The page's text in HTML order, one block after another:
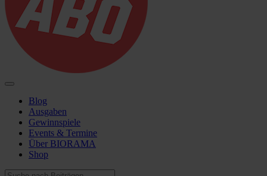
Blog
Ausgaben
Gewinnspiele
Events & Termine
Über BIORAMA
Shop